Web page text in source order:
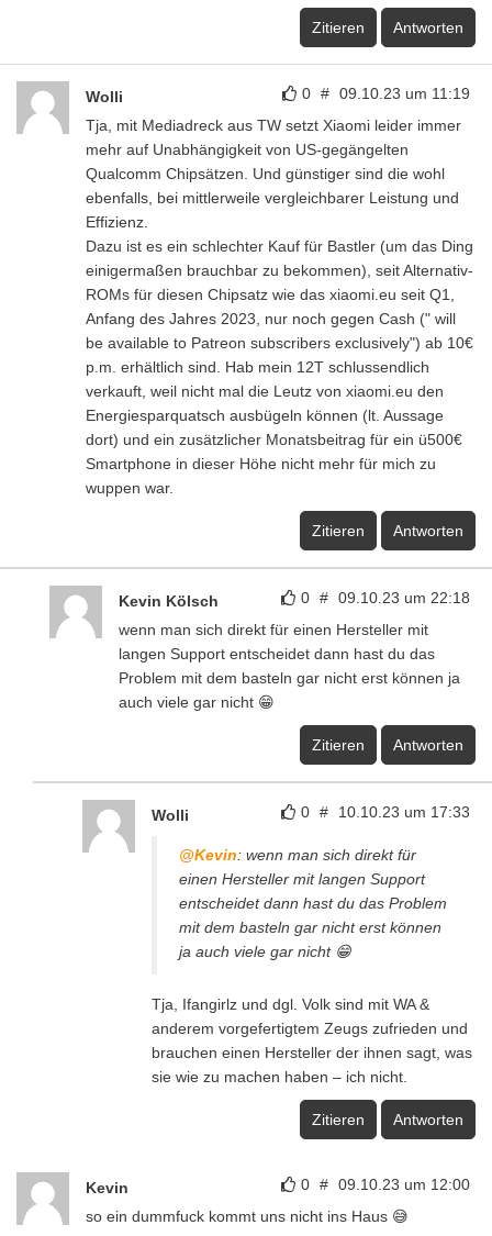
Zitieren Antworten
0 # 09.10.23 um 11:19
Wolli
Tja, mit Mediadreck aus TW setzt Xiaomi leider immer
mehr auf Unabhängigkeit von US-gegängelten
Qualcomm Chipsätzen. Und günstiger sind die wohl
ebenfalls, bei mittlerweile vergleichbarer Leistung und
Effizienz.
Dazu ist es ein schlechter Kauf für Bastler (um das Ding
einigermaßen brauchbar zu bekommen), seit Alternativ-
ROMs für diesen Chipsatz wie das xiaomi.eu seit Q1,
Anfang des Jahres 2023, nur noch gegen Cash (" will
be available to Patreon subscribers exclusively") ab 10€
p.m. erhältlich sind. Hab mein 12T schlussendlich
verkauft, weil nicht mal die Leutz von xiaomi.eu den
Energiesparquatsch ausbügeln können (lt. Aussage
dort) und ein zusätzlicher Monatsbeitrag für ein ü500€
Smartphone in dieser Höhe nicht mehr für mich zu
wuppen war.
Zitieren Antworten
0 # 09.10.23 um 22:18
Kevin Kölsch
wenn man sich direkt für einen Hersteller mit
langen Support entscheidet dann hast du das
Problem mit dem basteln gar nicht erst können ja
auch viele gar nicht 😁
Zitieren Antworten
0 # 10.10.23 um 17:33
Wolli
@Kevin: wenn man sich direkt für
einen Hersteller mit langen Support
entscheidet dann hast du das Problem
mit dem basteln gar nicht erst können
ja auch viele gar nicht 😁
Tja, Ifangirlz und dgl. Volk sind mit WA &
anderem vorgefertigtem Zeugs zufrieden und
brauchen einen Hersteller der ihnen sagt, was
sie wie zu machen haben – ich nicht.
Zitieren Antworten
0 # 09.10.23 um 12:00
Kevin
so ein dummfuck kommt uns nicht ins Haus 😅